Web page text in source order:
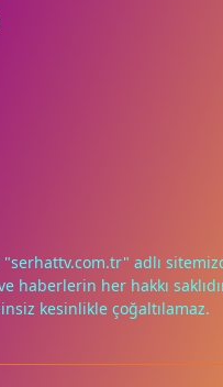
ve içeriğimizi geliştirmek
"serhattv.com.tr" adlı
haberlerin her hakkı
kesinlikle çoğaltılamaz.